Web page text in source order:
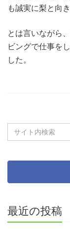
も誠実に梨と向
とは言いながら
ビングで仕事を
した。
最近の投稿